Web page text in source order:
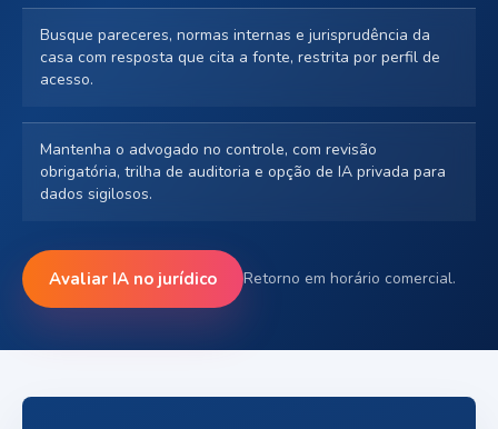
Busque pareceres, normas internas e jurisprudência da
casa com resposta que cita a fonte, restrita por perfil de
acesso.
Mantenha o advogado no controle, com revisão
obrigatória, trilha de auditoria e opção de IA privada para
dados sigilosos.
Avaliar IA no jurídico Retorno em horário comercial.